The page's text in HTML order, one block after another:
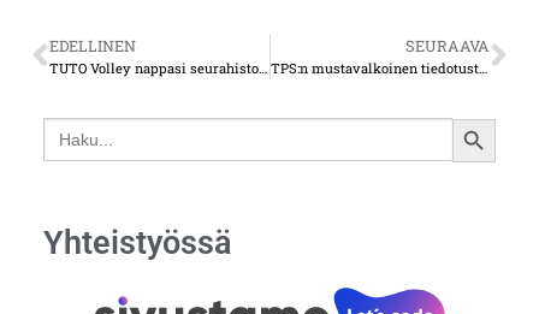
EDELLINEN
TUTO Volley nappasi seurahistoriansa ensimmäisen mitalin näytöstyylillä
SEURAAVA
TPS:n mustavalkoinen tiedotustilaisuus halusi luoda positiivista seuratulevaisuutta
Search
for:
SEARCH
Yhteistyössä